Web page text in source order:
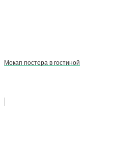
Мокап постера в гостиной